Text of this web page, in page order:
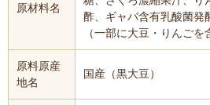
原材料名
酢、ギャバ含有乳酸菌発
（一部に大豆・りんごを
原料原産
地名
国産（黒大豆）